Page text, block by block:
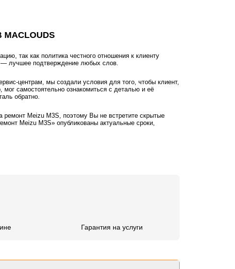
так как политика честного отношения к клиенту
— лучшее подтверждение любых слов.
центрам, мы создали условия для того, чтобы клиент,
самостоятельно ознакомиться с деталью и её
обратно.
ремонт Meizu M3S, поэтому Вы не встретите скрытые
Meizu M3S» опубликованы актуальные сроки,
Гарантия на услуги